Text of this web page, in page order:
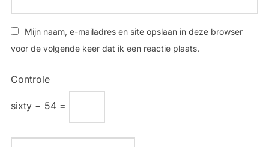
Mijn naam, e-mailadres en site opslaan in deze browser
voor de volgende keer dat ik een reactie plaats.
Controle
sixty − 54 =